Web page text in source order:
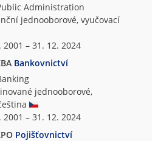
Administration
jednooborové, vyučovací
– 31. 12. 2024
Bankovnictví
jednooborové,
– 31. 12. 2024
Pojišťovnictví